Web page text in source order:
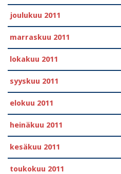
joulukuu 2011
marraskuu 2011
lokakuu 2011
syyskuu 2011
elokuu 2011
heinäkuu 2011
kesäkuu 2011
toukokuu 2011